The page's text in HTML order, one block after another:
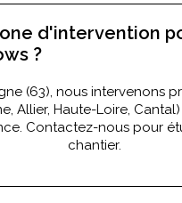
d'intervention
?
(63), nous intervenons
Allier, Haute-Loire,
Contactez-nous pour
chantier.